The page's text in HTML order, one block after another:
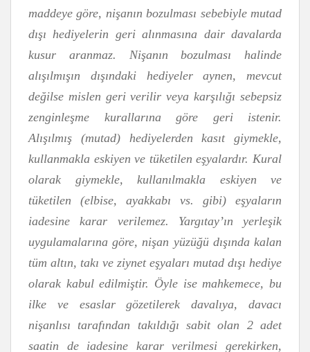
maddeye göre, nişanın bozulması sebebiyle mutad
dışı hediyelerin geri alınmasına dair davalarda
kusur aranmaz. Nişanın bozulması halinde
alışılmışın dışındaki hediyeler aynen, mevcut
değilse mislen geri verilir veya karşılığı sebepsiz
zenginleşme kurallarına göre geri istenir.
Alışılmış (mutad) hediyelerden kasıt giymekle,
kullanmakla eskiyen ve tüketilen eşyalardır. Kural
olarak giymekle, kullanılmakla eskiyen ve
tüketilen (elbise, ayakkabı vs. gibi) eşyaların
iadesine karar verilemez. Yargıtay’ın yerleşik
uygulamalarına göre, nişan yüzüğü dışında kalan
tüm altın, takı ve ziynet eşyaları mutad dışı hediye
olarak kabul edilmiştir. Öyle ise mahkemece, bu
ilke ve esaslar gözetilerek davalıya, davacı
nişanlısı tarafından takıldığı sabit olan 2 adet
saatin de iadesine karar verilmesi gerekirken,